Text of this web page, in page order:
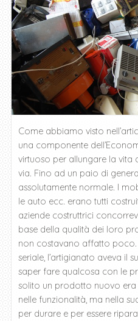
Come abbiamo visto
una componente
virtuoso per allungare la vita
via. Fino ad un paio di
assolutamente normale. I
le auto ecc. erano tutti
aziende costruttrici
base della qualità dei loro
non costavano affatto
seriale, l’artigianato aveva il
saper fare qualcosa con le
solito un prodotto nuovo
nelle funzionalità, ma nella
per durare e per essere